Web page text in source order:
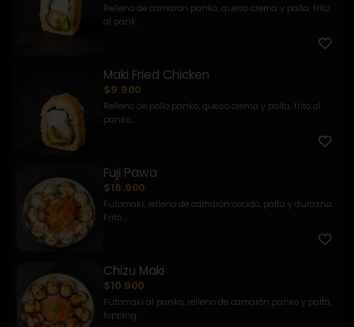
Relleno de camarón panko, queso crema y palta, frito
al pank...
Maki Fried Chicken
$9.900
Relleno de pollo panko, queso crema y palta, frito al
panko....
Fuji Pawa
$16.900
Futomaki, relleno de camarón cocido, palta y durazno.
Frito ...
Chizu Maki
$10.900
Futomaki al panko, relleno de camarón panko y palta,
topping...